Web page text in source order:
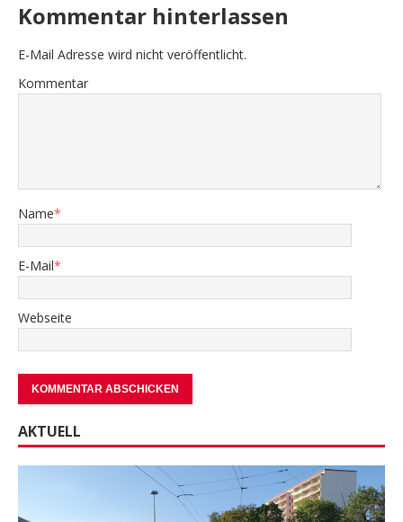
Kommentar hinterlassen
E-Mail Adresse wird nicht veröffentlicht.
Kommentar
Name*
E-Mail*
Webseite
AKTUELL